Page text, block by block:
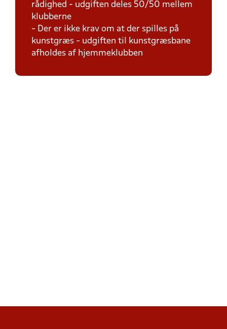
rådighed - udgiften deles 50/50 mellem
klubberne
- Der er ikke krav om at der spilles på
kunstgræs - udgiften til kunstgræsbane
afholdes af hjemmeklubben